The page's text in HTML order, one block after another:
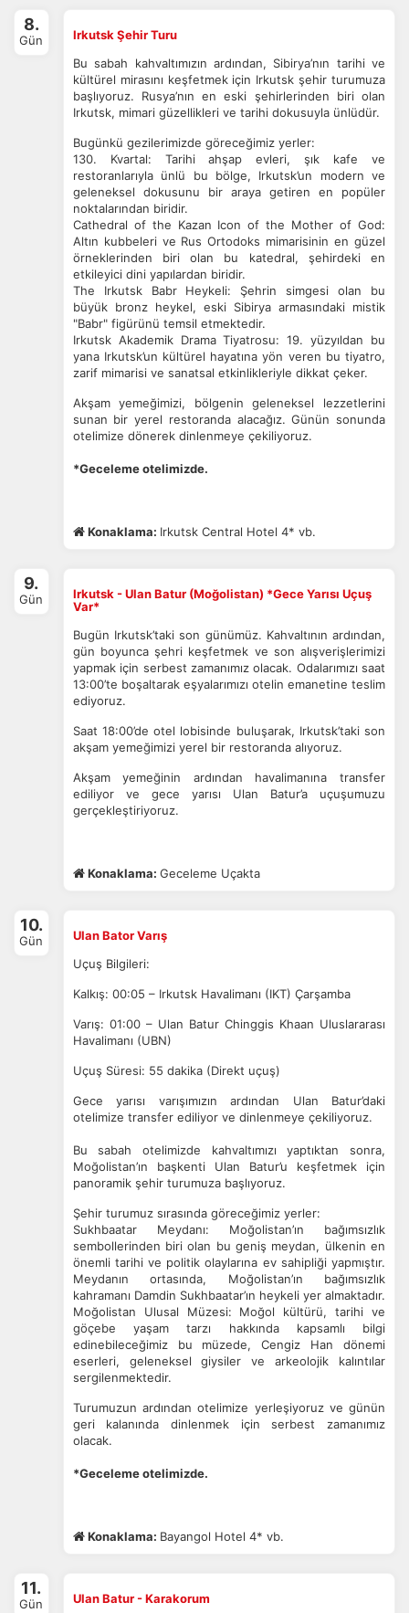
Ziyaretçilerin siteyi nasıl kullandığını anonim olarak
kullanıcıların nerede zorluk yaşadığını anlamamıza
yardımcı olur.
Pazarlama Çerezleri
Size ve ilgi alanlarınıza uygun reklamlar göstermek için
kullanılır. Kapatırsanız reklamları görmeye devam
edersiniz, ancak daha az alakalı olabilirler.
Tercihleri Kaydet
8.
Gün
Irkutsk Şehir Turu
Bu sabah kahvaltımızın ardından, Sibirya’nın tarihi ve
kültürel mirasını keşfetmek için Irkutsk şehir turumuza
başlıyoruz. Rusya’nın en eski şehirlerinden biri olan
Irkutsk, mimari güzellikleri ve tarihi dokusuyla ünlüdür.
Bugünkü gezilerimizde göreceğimiz yerler:
130. Kvartal: Tarihi ahşap evleri, şık kafe ve
restoranlarıyla ünlü bu bölge, Irkutsk’un modern ve
geleneksel dokusunu bir araya getiren en popüler
noktalarından biridir.
Cathedral of the Kazan Icon of the Mother of God:
Altın kubbeleri ve Rus Ortodoks mimarisinin en güzel
örneklerinden biri olan bu katedral, şehirdeki en
etkileyici dini yapılardan biridir.
The Irkutsk Babr Heykeli: Şehrin simgesi olan bu
büyük bronz heykel, eski Sibirya armasındaki mistik
"Babr" figürünü temsil etmektedir.
Irkutsk Akademik Drama Tiyatrosu: 19. yüzyıldan bu
yana Irkutsk’un kültürel hayatına yön veren bu tiyatro,
zarif mimarisi ve sanatsal etkinlikleriyle dikkat çeker.
Akşam yemeğimizi, bölgenin geleneksel lezzetlerini
sunan bir yerel restoranda alacağız.Günün sonunda
otelimize dönerek dinlenmeye çekiliyoruz.
*Geceleme otelimizde.
Konaklama: Irkutsk Central Hotel 4* vb.
9.
Gün
Irkutsk - Ulan Batur (Moğolistan) *Gece Yarısı Uçuş
Var*
Bugün Irkutsk’taki son günümüz. Kahvaltının ardından,
gün boyunca şehri keşfetmek ve son alışverişlerimizi
yapmak için serbest zamanımız olacak. Odalarımızı saat
13:00’te boşaltarak eşyalarımızı otelin emanetine teslim
ediyoruz.
Saat 18:00’de otel lobisinde buluşarak, Irkutsk’taki son
akşam yemeğimizi yerel bir restoranda alıyoruz.
Akşam yemeğinin ardından havalimanına transfer
ediliyor ve gece yarısı Ulan Batur’a uçuşumuzu
gerçekleştiriyoruz.
Konaklama: Geceleme Uçakta
10.
Gün
Ulan Bator Varış
Uçuş Bilgileri:
Kalkış: 00:05 – Irkutsk Havalimanı (IKT) Çarşamba
Varış: 01:00 – Ulan Batur Chinggis Khaan Uluslararası
Havalimanı (UBN)
Uçuş Süresi: 55 dakika (Direkt uçuş)
Gece yarısı varışımızın ardından Ulan Batur’daki
otelimize transfer ediliyor ve dinlenmeye çekiliyoruz.
Bu sabah otelimizde kahvaltımızı yaptıktan sonra,
Moğolistan’ın başkenti Ulan Batur’u keşfetmek için
panoramik şehir turumuza başlıyoruz.
Şehir turumuz sırasında göreceğimiz yerler:
Sukhbaatar Meydanı: Moğolistan’ın bağımsızlık
sembollerinden biri olan bu geniş meydan, ülkenin en
önemli tarihi ve politik olaylarına ev sahipliği yapmıştır.
Meydanın ortasında, Moğolistan’ın bağımsızlık
kahramanı Damdin Sukhbaatar’ın heykeli yer almaktadır.
Moğolistan Ulusal Müzesi: Moğol kültürü, tarihi ve
göçebe yaşam tarzı hakkında kapsamlı bilgi
edinebileceğimiz bu müzede, Cengiz Han dönemi
eserleri, geleneksel giysiler ve arkeolojik kalıntılar
sergilenmektedir.
Turumuzun ardından otelimize yerleşiyoruz ve günün
geri kalanında dinlenmek için serbest zamanımız
olacak.
*Geceleme otelimizde.
Konaklama: Bayangol Hotel 4* vb.
11.
Gün
Ulan Batur - Karakorum